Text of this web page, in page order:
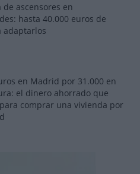
de ascensores en
hasta 40.000 euros de
adaptarlos
en Madrid por 31.000 en
el dinero ahorrado que
comprar una vivienda por